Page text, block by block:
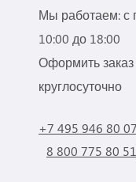
Мы работаем: с
10:00 до 18:00
Оформить
круглосуточно
+7 495 946 80 07
8 800 775 80 51